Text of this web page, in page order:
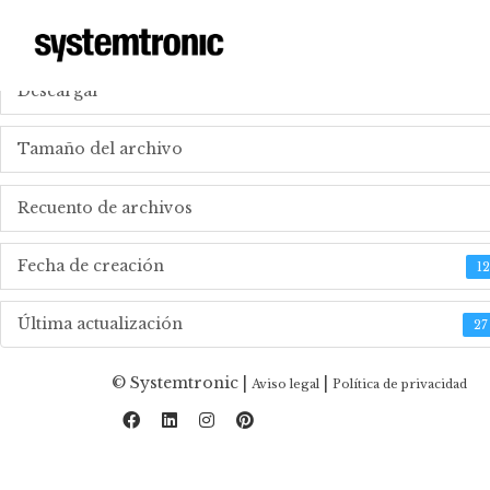
Descargar
Tamaño del archivo
Recuento de archivos
Fecha de creación
Última actualización
© Systemtronic | Aviso legal Política de privacidad